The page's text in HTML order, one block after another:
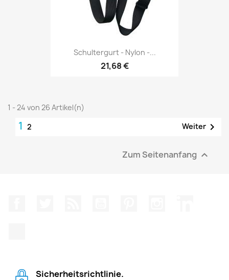
Schultergurt - Nylon -...
21,68 €
1 - 24 von 26 Artikel(n)
1 2 Weiter 
Zum Seitenanfang 
Sicherheitsrichtlinie.